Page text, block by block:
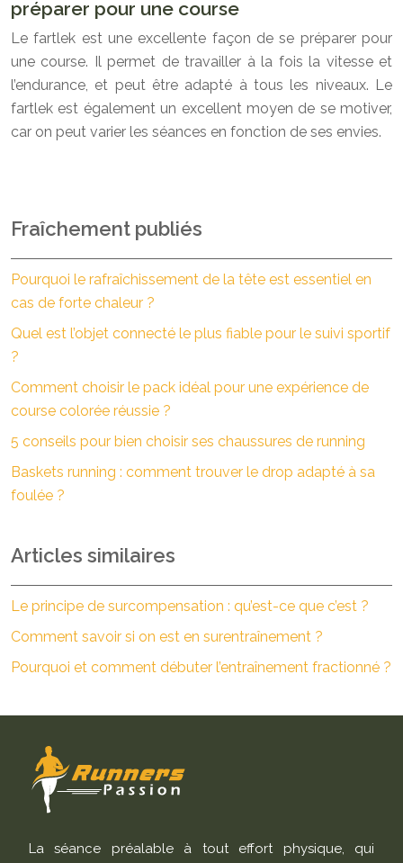
préparer pour une course
Le fartlek est une excellente façon de se préparer pour
une course. Il permet de travailler à la fois la vitesse et
l’endurance, et peut être adapté à tous les niveaux. Le
fartlek est également un excellent moyen de se motiver,
car on peut varier les séances en fonction de ses envies.
Fraîchement publiés
Pourquoi le rafraîchissement de la tête est essentiel en
cas de forte chaleur ?
Quel est l’objet connecté le plus fiable pour le suivi sportif
?
Comment choisir le pack idéal pour une expérience de
course colorée réussie ?
5 conseils pour bien choisir ses chaussures de running
Baskets running : comment trouver le drop adapté à sa
foulée ?
Articles similaires
Le principe de surcompensation : qu’est-ce que c’est ?
Comment savoir si on est en surentraînement ?
Pourquoi et comment débuter l’entraînement fractionné ?
La séance préalable à tout effort physique, qui